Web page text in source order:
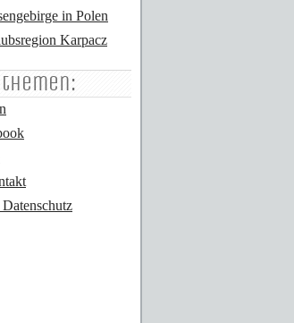
in Polen
Karpacz